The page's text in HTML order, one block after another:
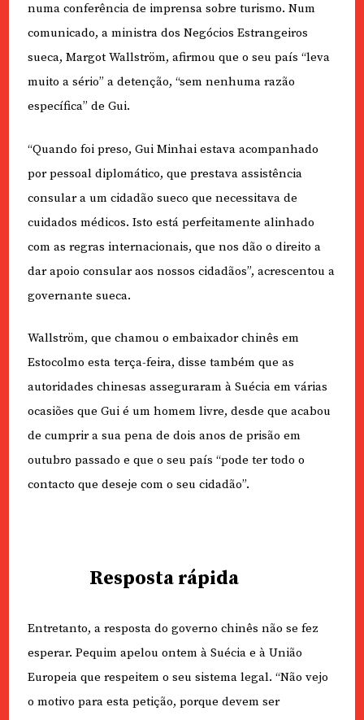
numa conferência de imprensa sobre turismo. Num
comunicado, a ministra dos Negócios Estrangeiros
sueca, Margot Wallström, afirmou que o seu país “leva
muito a sério” a detenção, “sem nenhuma razão
específica” de Gui.
“Quando foi preso, Gui Minhai estava acompanhado
por pessoal diplomático, que prestava assistência
consular a um cidadão sueco que necessitava de
cuidados médicos. Isto está perfeitamente alinhado
com as regras internacionais, que nos dão o direito a
dar apoio consular aos nossos cidadãos”, acrescentou a
governante sueca.
Wallström, que chamou o embaixador chinês em
Estocolmo esta terça-feira, disse também que as
autoridades chinesas asseguraram à Suécia em várias
ocasiões que Gui é um homem livre, desde que acabou
de cumprir a sua pena de dois anos de prisão em
outubro passado e que o seu país “pode ter todo o
contacto que deseje com o seu cidadão”.
Resposta rápida
Entretanto, a resposta do governo chinês não se fez
esperar. Pequim apelou ontem à Suécia e à União
Europeia que respeitem o seu sistema legal. “Não vejo
o motivo para esta petição, porque devem ser